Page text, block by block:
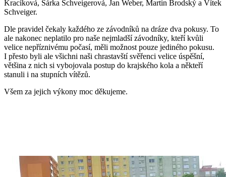
Kracíková, Šárka Schveigerová, Jan Weber, Martin Brodský a Vítek
Schveiger.
Dle pravidel čekaly každého ze závodníků na dráze dva pokusy. To
ale nakonec neplatilo pro naše nejmladší závodníky, kteří kvůli
velice nepříznivému počasí, měli možnost pouze jediného pokusu.
I přesto byli ale všichni naši chrastavští svěřenci velice úspěšní,
většina z nich si vybojovala postup do krajského kola a někteří
stanuli i na stupních vítězů.
Všem za jejich výkony moc děkujeme.